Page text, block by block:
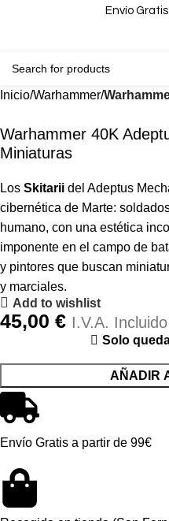
Envío
Inicio Warhammer
Warhammer 40K
Miniaturas
Los Skitarii del Adeptus
cibernética de Marte:
humano, con una estética
imponente en el campo de
y pintores que buscan
y marciales.
Add to wishlist
45,00 € I.V.A. Incluido
Solo
AÑADIR
Envío Gratis a partir de 99€